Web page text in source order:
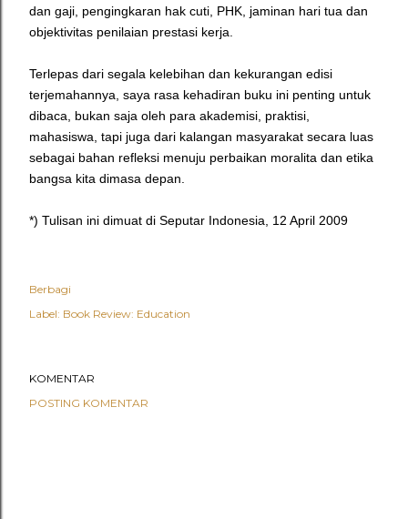
dan gaji, pengingkaran hak cuti, PHK, jaminan hari tua dan
objektivitas penilaian prestasi kerja.
Terlepas dari segala kelebihan dan kekurangan edisi
terjemahannya, saya rasa kehadiran buku ini penting untuk
dibaca, bukan saja oleh para akademisi, praktisi,
mahasiswa, tapi juga dari kalangan masyarakat secara luas
sebagai bahan refleksi menuju perbaikan moralita dan etika
bangsa kita dimasa depan.
*) Tulisan ini dimuat di Seputar Indonesia, 12 April 2009
Berbagi
Label: Book Review: Education
KOMENTAR
POSTING KOMENTAR